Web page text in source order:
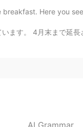
Here you
は一定時間しかできません。 このウイ
AI Grammar